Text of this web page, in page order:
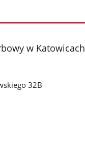
w Katowicach
32B